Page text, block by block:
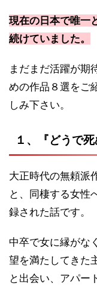
現在の日本で唯一
続けていました。
まだまだ活躍が期
めの作品８選をご
しみ下さい。
１、『どうで死
大正時代の無頼派
と、同棲する女性
録された話です。
中卒で女に縁がな
望を満たしてきた
と出会い、アパー